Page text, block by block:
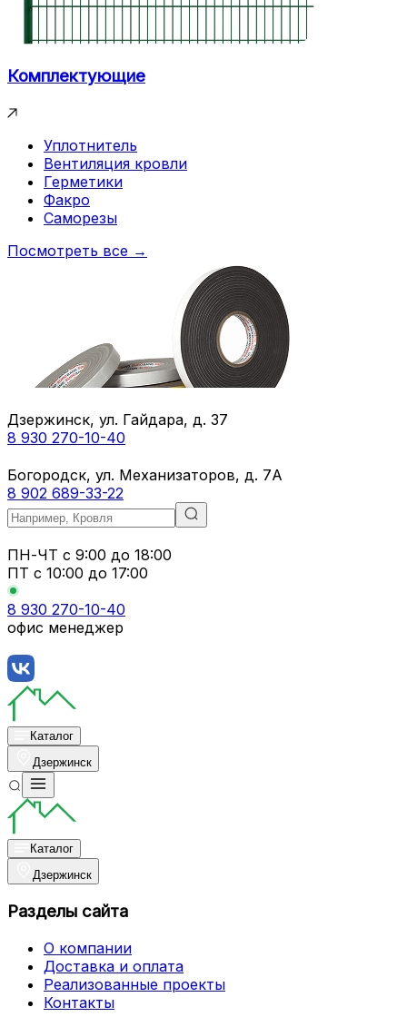
Комплектующие
Уплотнитель
Вентиляция кровли
Герметики
Факро
Саморезы
Посмотреть все →
Дзержинск, ул. Гайдара, д. 37
8 930 270-10-40
Богородск, ул. Механизаторов, д. 7А
8 902 689-33-22
ПН-ЧТ с 9:00 до 18:00
ПТ с 10:00 до 17:00
8 930 270-10-40
офис менеджер
Каталог
Дзержинск
Каталог
Дзержинск
Разделы сайта
О компании
Доставка и оплата
Реализованные проекты
Контакты